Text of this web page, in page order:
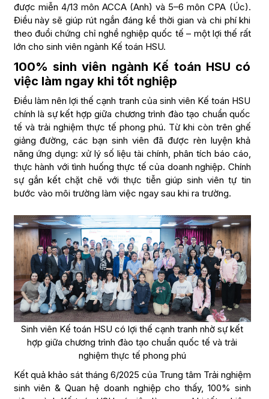
được miễn 4/13 môn ACCA (Anh) và 5–6 môn CPA (Úc).
Điều này sẽ giúp rút ngắn đáng kể thời gian và chi phí khi
theo đuổi chứng chỉ nghề nghiệp quốc tế – một lợi thế rất
lớn cho sinh viên ngành Kế toán HSU.
100% sinh viên ngành Kế toán HSU có
việc làm ngay khi tốt nghiệp
Điều làm nên lợi thế cạnh tranh của sinh viên Kế toán HSU
chính là sự kết hợp giữa chương trình đào tạo chuẩn quốc
tế và trải nghiệm thực tế phong phú. Từ khi còn trên ghế
giảng đường, các bạn sinh viên đã được rèn luyện khả
năng ứng dụng: xử lý số liệu tài chính, phân tích báo cáo,
thực hành với tình huống thực tế của doanh nghiệp. Chính
sự gắn kết chặt chẽ với thực tiễn giúp sinh viên tự tin
bước vào môi trường làm việc ngay sau khi ra trường.
Sinh viên Kế toán HSU có lợi thế cạnh tranh nhờ sự kết
hợp giữa chương trình đào tạo chuẩn quốc tế và trải
nghiệm thực tế phong phú
Kết quả khảo sát tháng 6/2025 của Trung tâm Trải nghiệm
sinh viên & Quan hệ doanh nghiệp cho thấy, 100% sinh